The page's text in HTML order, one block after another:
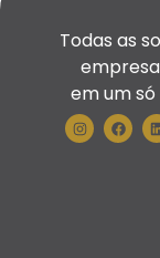
Todas as
em um